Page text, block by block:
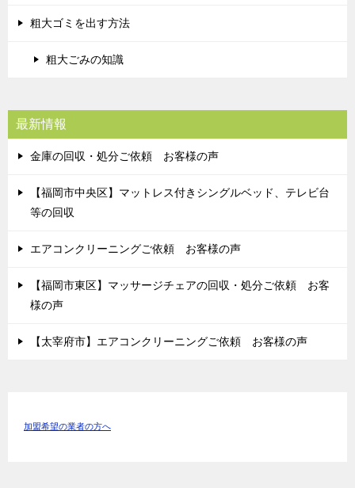
粗大ゴミを出す方法
粗大ごみの知識
最新情報
金庫の回収・処分ご依頼 お客様の声
【福岡市中央区】マットレス付きシングルベッド、テレビ台
等の回収
エアコンクリーニングご依頼 お客様の声
【福岡市東区】マッサージチェアの回収・処分ご依頼 お客
様の声
【太宰府市】エアコンクリーニングご依頼 お客様の声
加盟希望の業者の方へ